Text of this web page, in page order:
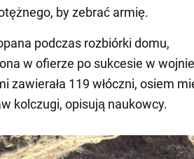
by zebrać armię.
podczas rozbiórki domu,
w ofierze po sukcesie w
119 włóczni, osiem
kolczugi, opisują naukowcy.